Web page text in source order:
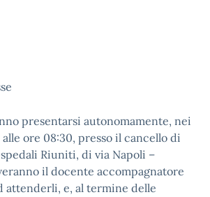
presentarsi autonomamente, nei
ore 08:30, presso il cancello di
Riuniti, di via Napoli –
il docente accompagnatore
attenderli, e, al termine delle